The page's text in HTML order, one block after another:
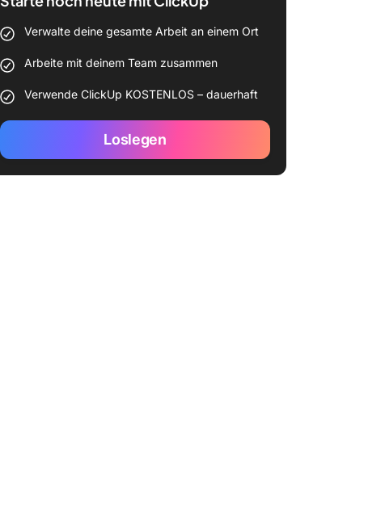
Verwalte deine gesamte Arbeit an einem Ort
Arbeite mit deinem Team zusammen
Verwende ClickUp KOSTENLOS – dauerhaft
Loslegen